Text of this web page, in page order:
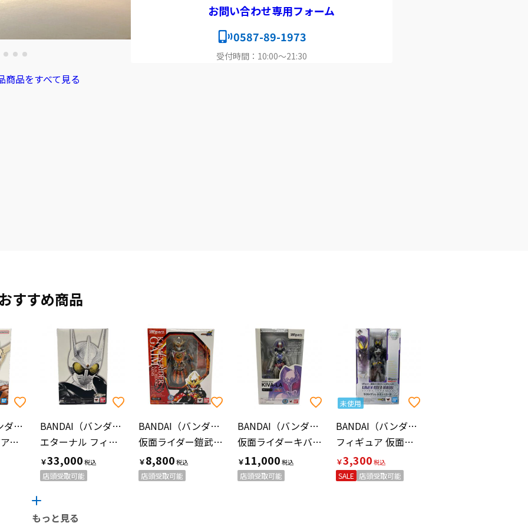
商品をすべて見る
お問い合わせ専用フォーム
0587-89-1973
受付時間：10:00～21:30
すすめ商品
BANDAI（バンダイ）
鎧武 オレンジアームズ フィギュア S.H.Figuarts 真骨彫製法
BANDAI（バンダイ）
エターナル フィギュア S.H.Figuarts（真骨彫製法）
￥33,000
店頭受取可能
BANDAI（バンダイ）
仮面ライダー鎧武 カチドキアームズ 仮面ライダー S.H.Figuarts
￥8,800
店頭受取可能
BANDAI（バンダイ）
仮面ライダーキバーラ 仮面ライダー S.H.Figuarts
￥11,000
店頭受取可能
未使用
BANDAI（バンダイ）
フィギュア 仮面ライダーゼロワン ラストワン賞 仮面ライダー滅 スティングスコーピオン クリアパープルVer S.H.Figuarts
￥3,300
SALE 店頭受取可能
もっと見る